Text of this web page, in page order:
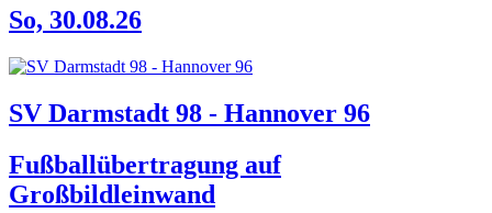
So, 30.08.26
SV Darmstadt 98 - Hannover 96
Fußballübertragung auf
Großbildleinwand